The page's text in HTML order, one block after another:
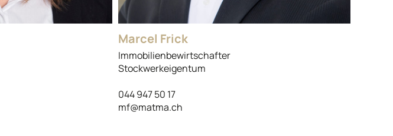
Marcel Frick
Immobilienbewirtschafter
Stockwerkeigentum
044 947 50 17
mf@matma.ch